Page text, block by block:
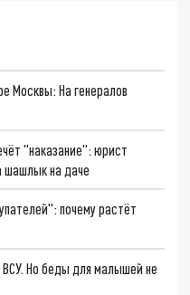
Москвы: На генералов
"наказание": юрист
шашлык на даче
почему растёт
Но беды для малышей не